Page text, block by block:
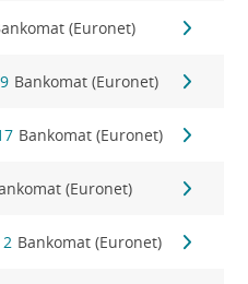
(Euronet)
Bankomat (Euronet)
Bankomat (Euronet)
(Euronet)
Bankomat (Euronet)